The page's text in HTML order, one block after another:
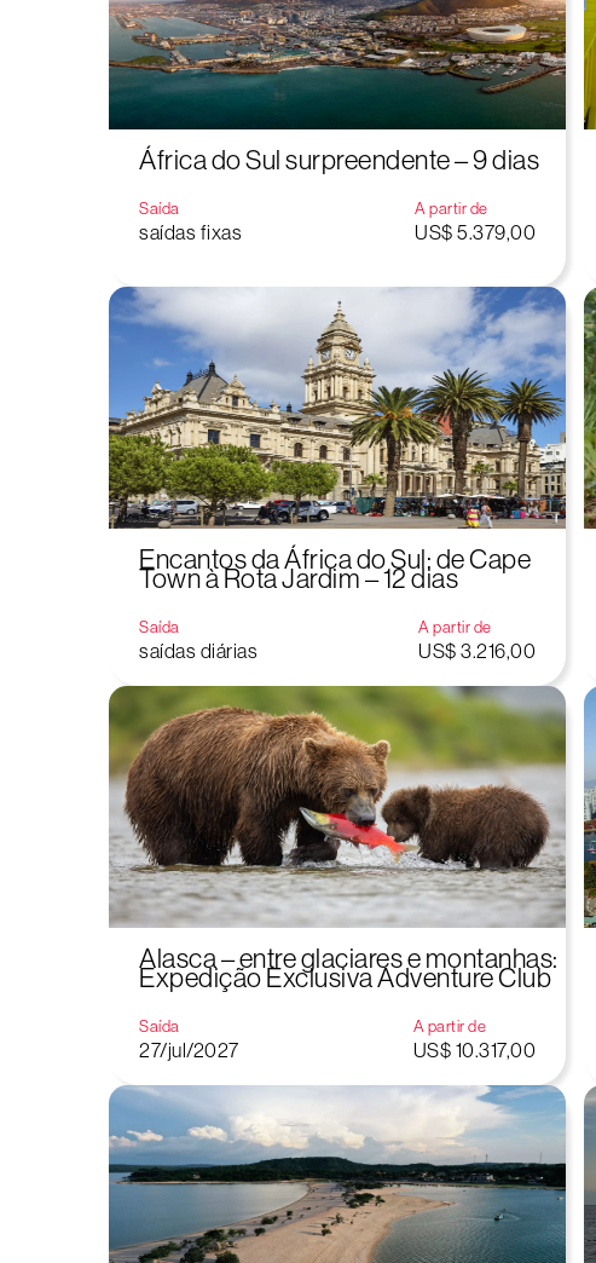
África do Sul surpreendente – 9 dias
Saída
saídas fixas
A partir de
US$ 5.379,00
Encantos da África do Sul: de Cape
Town à Rota Jardim – 12 dias
Saída
saídas diárias
A partir de
US$ 3.216,00
Alasca – entre glaciares e montanhas:
Expedição Exclusiva Adventure Club
Saída
27/jul/2027
A partir de
US$ 10.317,00